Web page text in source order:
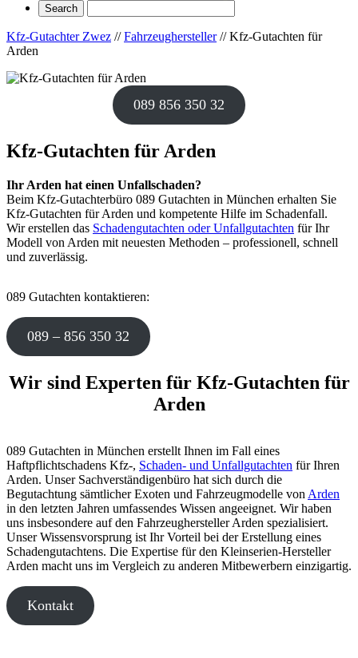
Kfz-Gutachter Zwez //Fahrzeughersteller//Kfz-Gutachten für
Arden
089 856 350 32
Kfz-Gutachten für Arden
Ihr Arden hat einen Unfallschaden?
Beim Kfz-Gutachterbüro 089 Gutachten in München erhalten Sie
Kfz-Gutachten für Arden und kompetente Hilfe im Schadenfall.
Wir erstellen das Schadengutachten oder Unfallgutachten für Ihr
Modell von Arden mit neuesten Methoden – professionell, schnell
und zuverlässig.
089 Gutachten kontaktieren:
089 – 856 350 32
Wir sind Experten für Kfz-Gutachten für
Arden
089 Gutachten in München erstellt Ihnen im Fall eines
Haftpflichtschadens Kfz-, Schaden- und Unfallgutachten für Ihren
Arden. Unser Sachverständigenbüro hat sich durch die
Begutachtung sämtlicher Exoten und Fahrzeugmodelle von Arden
in den letzten Jahren umfassendes Wissen angeeignet. Wir haben
uns insbesondere auf den Fahrzeughersteller Arden spezialisiert.
Unser Wissensvorsprung ist Ihr Vorteil bei der Erstellung eines
Schadengutachtens. Die Expertise für den Kleinserien-Hersteller
Arden macht uns im Vergleich zu anderen Mitbewerbern einzigartig.
Kontakt